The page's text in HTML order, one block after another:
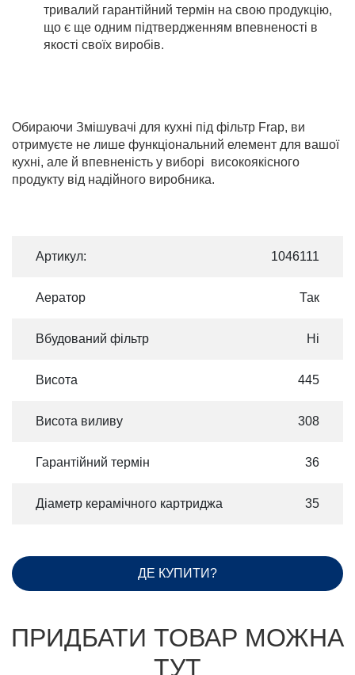
тривалий гарантійний термін на свою продукцію,
що є ще одним підтвердженням впевненості в
якості своїх виробів.
Обираючи Змішувачі для кухні під фільтр Frap, ви
отримуєте не лише функціональний елемент для вашої
кухні, але й впевненість у виборі високоякісного
продукту від надійного виробника.
Артикул: 1046111
Аератор Так
Вбудований фільтр Ні
Висота 445
Висота виливу 308
Гарантійний термін 36
Діаметр керамічного картриджа 35
ДЕ КУПИТИ?
ПРИДБАТИ ТОВАР МОЖНА
ТУТ